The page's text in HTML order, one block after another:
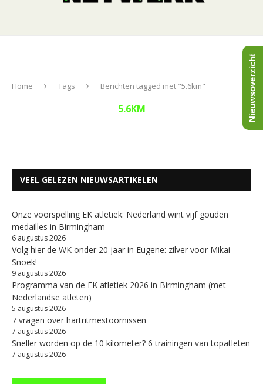
Home Tags Berichten tagged met "5.6km"
5.6KM
VEEL GELEZEN NIEUWSARTIKELEN
Onze voorspelling EK atletiek: Nederland wint vijf gouden
medailles in Birmingham
6 augustus 2026
Volg hier de WK onder 20 jaar in Eugene: zilver voor Mikai
Snoek!
9 augustus 2026
Programma van de EK atletiek 2026 in Birmingham (met
Nederlandse atleten)
5 augustus 2026
7 vragen over hartritmestoornissen
7 augustus 2026
Sneller worden op de 10 kilometer? 6 trainingen van topatleten
7 augustus 2026
Nieuwsoverzicht